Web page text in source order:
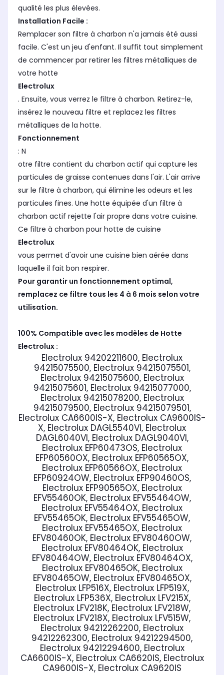
qualité les plus élevées.
Installation Facile :
Remplacer son filtre à charbon n'a jamais été aussi
facile. C'est un jeu d'enfant. Il suffit tout simplement
de commencer par retirer les filtres métalliques de
votre hotte
Electrolux
. Ensuite, vous verrez le filtre à charbon. Retirez-le,
insérez le nouveau filtre et replacez les filtres
métalliques de la hotte.
Fonctionnement
: N
otre filtre contient du charbon actif qui capture les
particules de graisse contenues dans l'air. L'air arrive
sur le filtre à charbon, qui élimine les odeurs et les
particules fines. Une hotte équipée d'un filtre à
charbon actif rejette l'air propre dans votre cuisine.
Ce filtre à charbon pour hotte de cuisine
Electrolux
vous permet d'avoir une cuisine bien aérée dans
laquelle il fait bon respirer.
Pour garantir un fonctionnement optimal,
remplacez ce filtre tous les 4 à 6 mois selon votre
utilisation.
100% Compatible avec les modèles de Hotte
Electrolux :
Electrolux 94202211600, Electrolux
94215075500, Electrolux 94215075501,
Electrolux 94215075600, Electrolux
94215075601, Electrolux 94215077000,
Electrolux 94215078200, Electrolux
94215079500, Electrolux 94215079501,
Electrolux CA6600IS-X, Electrolux CA9600IS-
X, Electrolux DAGL5540VI, Electrolux
DAGL6040VI, Electrolux DAGL9040VI,
Electrolux EFP60473OS, Electrolux
EFP60560OX, Electrolux EFP60565OX,
Electrolux EFP60566OX, Electrolux
EFP60924OW, Electrolux EFP90460OS,
Electrolux EFP90565OX, Electrolux
EFV55460OK, Electrolux EFV55464OW,
Electrolux EFV55464OX, Electrolux
EFV55465OK, Electrolux EFV55465OW,
Electrolux EFV55465OX, Electrolux
EFV80460OK, Electrolux EFV80460OW,
Electrolux EFV80464OK, Electrolux
EFV80464OW, Electrolux EFV80464OX,
Electrolux EFV80465OK, Electrolux
EFV80465OW, Electrolux EFV80465OX,
Electrolux LFP516X, Electrolux LFP519X,
Electrolux LFP536X, Electrolux LFV215X,
Electrolux LFV218K, Electrolux LFV218W,
Electrolux LFV218X, Electrolux LFV515W,
Electrolux 94212262200, Electrolux
94212262300, Electrolux 94212294500,
Electrolux 94212294600, Electrolux
CA6600IS-X, Electrolux CA6620IS, Electrolux
CA9600IS-X, Electrolux CA9620IS